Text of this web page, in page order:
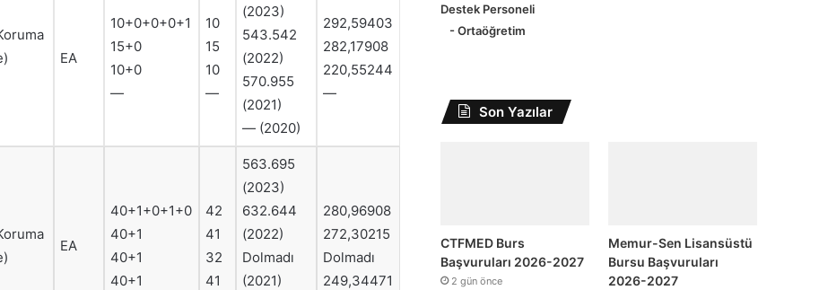
EA
10+0+0+0+1
15+0
10+0
—
10
15
10
—
(2023)
543.542
(2022)
570.955
(2021)
— (2020)
292,59403
282,17908
220,55244
—
EA
40+1+0+1+0
40+1
40+1
40+1
42
41
32
41
563.695
(2023)
632.644
(2022)
Dolmadı
(2021)
280,96908
272,30215
Dolmadı
249,34471
Destek Personeli
- Ortaöğretim
Son Yazılar
CTFMED Burs
Başvuruları 2026-2027
2 gün önce
Memur-Sen Lisansüstü
Bursu Başvuruları
2026-2027